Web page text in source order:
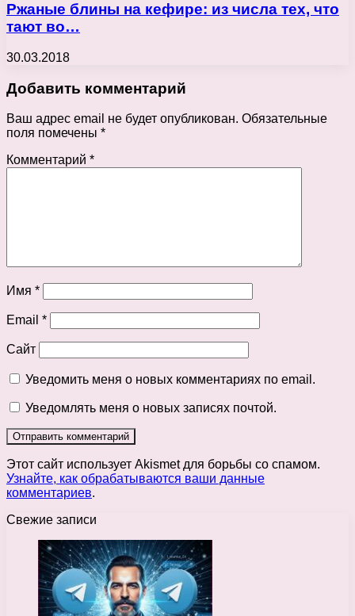
Ржаные блины на кефире: из числа тех, что
тают во…
30.03.2018
Добавить комментарий
Ваш адрес email не будет опубликован. Обязательные
поля помечены *
Комментарий *
Имя *
Email *
Сайт
Уведомить меня о новых комментариях по email.
Уведомлять меня о новых записях почтой.
Этот сайт использует Akismet для борьбы со спамом.
Узнайте, как обрабатываются ваши данные
комментариев.
Свежие записи